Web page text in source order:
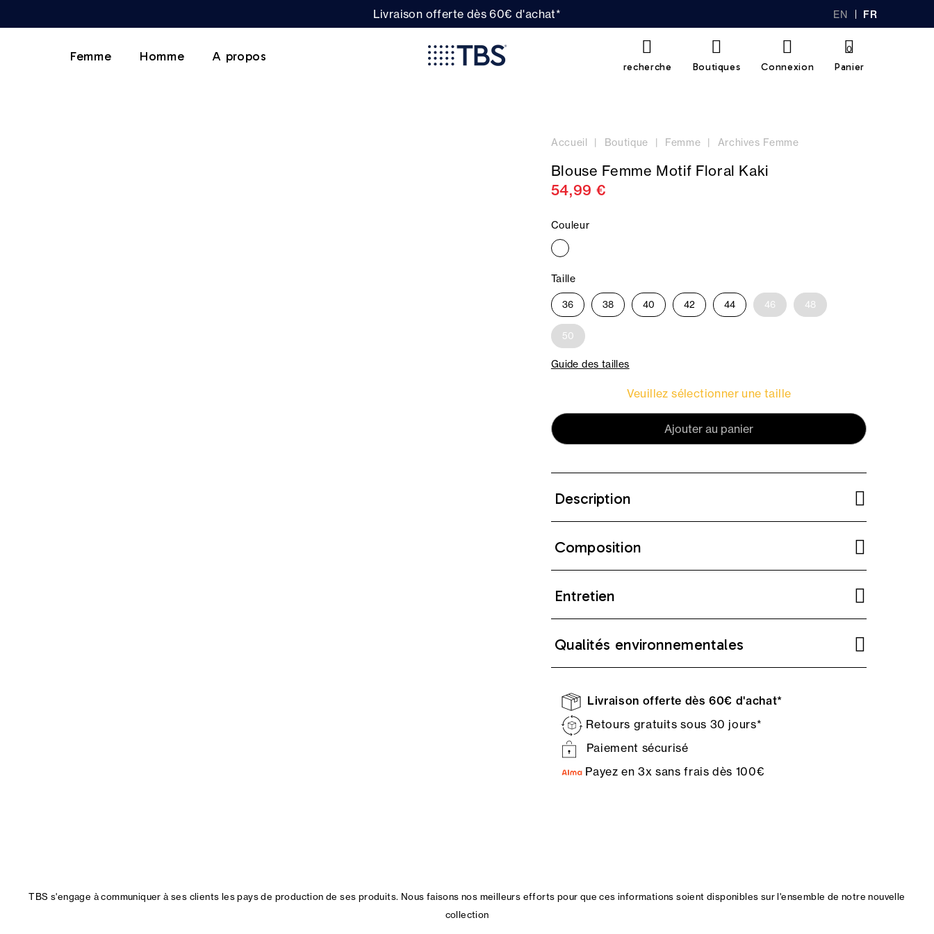
Livraison offerte dès 60€ d'achat* EN FR
Femme Homme A propos
recherche Boutiques Connexion Panier
0
Accueil Boutique Femme Archives Femme
Blouse Femme Motif Floral Kaki
54,99 €
Couleur
Taille
36 38 40 42 44 46 48
50
Guide des tailles
Veuillez sélectionner une taille
Ajouter au panier
Description
Composition
Entretien
Qualités environnementales
Livraison offerte dès 60€ d'achat*
Retours gratuits sous 30 jours*
Paiement sécurisé
Payez en 3x sans frais dès 100€
TBS s'engage à communiquer à ses clients les pays de production de ses produits. Nous faisons nos meilleurs efforts pour que ces informations soient disponibles sur l'ensemble de notre nouvelle
collection